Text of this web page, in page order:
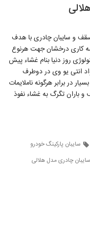
و سایبان چادری با هدف
کاری درخشان جهت هرنوع
روز دنیا بنام غشاء پیش
انتی یو وی در دوطرف
در برابر هرگونه ناملایمات
باران تگرگ به غشاء نفوذ
سایبان پارکینگ خودرو
سایبان چادری مدل هلالی